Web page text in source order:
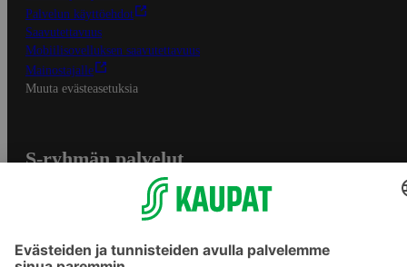
Palvelun käyttöehdot
Saavutettavuus
Mobiilisovelluksen saavutettavuus
Mainostajalle
Muuta evästeasetuksia
S-ryhmän palvelut
Yhteishyvä Ruoka -sovellus